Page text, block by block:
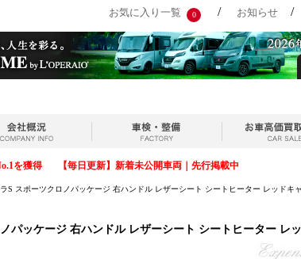
お気に入り一覧 0 / お知らせ /
を獲得 【毎日更新】新着未公開車両｜先行掲載中
ラS スポーツクロノパッケージ 右ハンドル レザーシート シートヒーター レッドキ
パッケージ 右ハンドル レザーシート シートヒーター レ